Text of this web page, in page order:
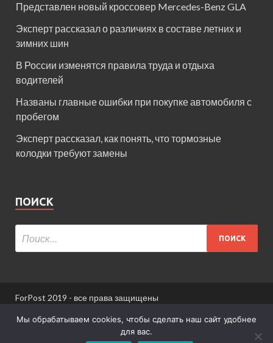
Представлен новый кроссовер Mercedes-Benz GLA
Эксперт рассказал о различиях в составе летних и
зимних шин
В России изменятся правила труда и отдыха
водителей
Названы главные ошибки при покупке автомобиля с
пробегом
Эксперт рассказал, как понять, что тормозные
колодки требуют замены
ПОИСК
ForPost 2019 - все права защищены
При использовании материалов сайта ссылка
Мы обрабатываем cookies, чтобы сделать наш сайт удобнее
для вас.